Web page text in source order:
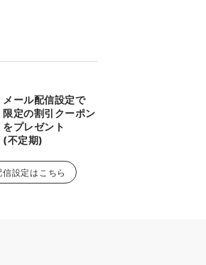
メール配信設定で
限定の割引クーポン
をプレゼント
(不定期)
信設定はこちら